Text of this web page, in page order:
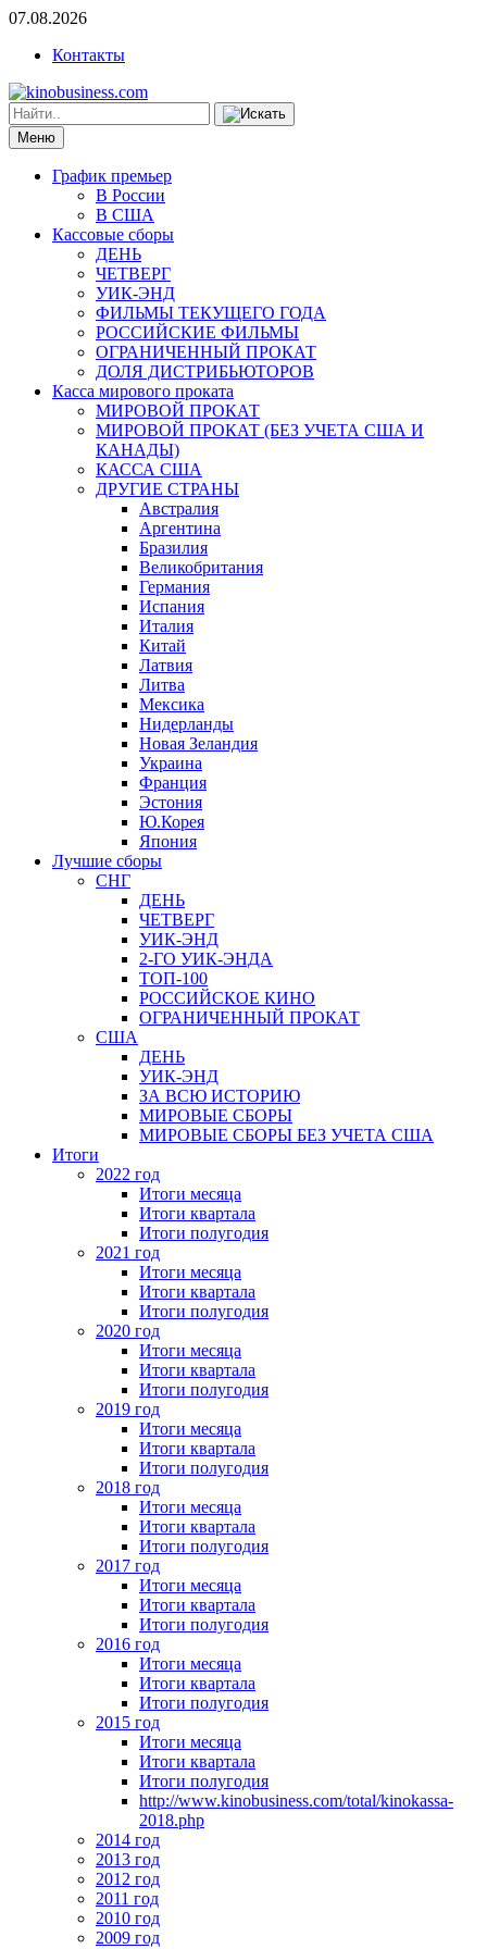
07.08.2026
Контакты
Меню
График премьер
В России
В США
Кассовые сборы
ДЕНЬ
ЧЕТВЕРГ
УИК-ЭНД
ФИЛЬМЫ ТЕКУЩЕГО ГОДА
РОССИЙСКИЕ ФИЛЬМЫ
ОГРАНИЧЕННЫЙ ПРОКАТ
ДОЛЯ ДИСТРИБЬЮТОРОВ
Касса мирового проката
МИРОВОЙ ПРОКАТ
МИРОВОЙ ПРОКАТ (БЕЗ УЧЕТА США И
КАНАДЫ)
КАССА США
ДРУГИЕ СТРАНЫ
Австралия
Аргентина
Бразилия
Великобритания
Германия
Испания
Италия
Китай
Латвия
Литва
Мексика
Нидерланды
Новая Зеландия
Украина
Франция
Эстония
Ю.Корея
Япония
Лучшие сборы
СНГ
ДЕНЬ
ЧЕТВЕРГ
УИК-ЭНД
2-ГО УИК-ЭНДА
ТОП-100
РОССИЙСКОЕ КИНО
ОГРАНИЧЕННЫЙ ПРОКАТ
США
ДЕНЬ
УИК-ЭНД
ЗА ВСЮ ИСТОРИЮ
МИРОВЫЕ СБОРЫ
МИРОВЫЕ СБОРЫ БЕЗ УЧЕТА США
Итоги
2022 год
Итоги месяца
Итоги квартала
Итоги полугодия
2021 год
Итоги месяца
Итоги квартала
Итоги полугодия
2020 год
Итоги месяца
Итоги квартала
Итоги полугодия
2019 год
Итоги месяца
Итоги квартала
Итоги полугодия
2018 год
Итоги месяца
Итоги квартала
Итоги полугодия
2017 год
Итоги месяца
Итоги квартала
Итоги полугодия
2016 год
Итоги месяца
Итоги квартала
Итоги полугодия
2015 год
Итоги месяца
Итоги квартала
Итоги полугодия
http://www.kinobusiness.com/total/kinokassa-
2018.php
2014 год
2013 год
2012 год
2011 год
2010 год
2009 год